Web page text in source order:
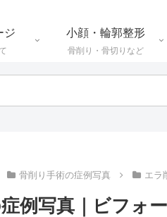
ジ
小顔・輪郭整形
骨削り・骨切りなど
骨削り手術の症例写真 エラ
例写真｜ビフォ